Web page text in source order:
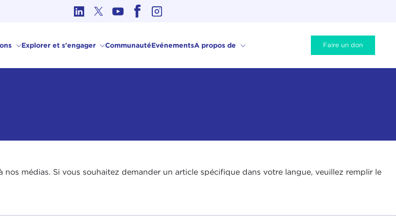
Explorer et s'engager CommunautéEvénementsA propos de Faire un don
médias. Si vous souhaitez demander un article spécifique dans votre langue, veuillez remplir le